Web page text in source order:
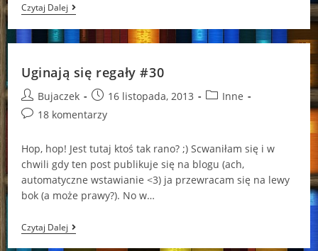
Czytaj DalejUginają
Się
Regały
#31
Uginają się regały #30
Post
author:
Bujaczek
Post
published:
16 listopada, 2013
PostInne
Post18 komentarzy
Hop, hop! Jest tutaj ktoś tak rano? ;) Scwaniłam się i w
chwili gdy ten post publikuje się na blogu (ach,
automatyczne wstawianie <3) ja przewracam się na lewy
bok (a może prawy?). No w…
Czytaj DalejUginają
Się